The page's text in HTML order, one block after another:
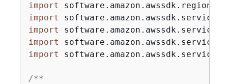
import
import
import
import
import
/**